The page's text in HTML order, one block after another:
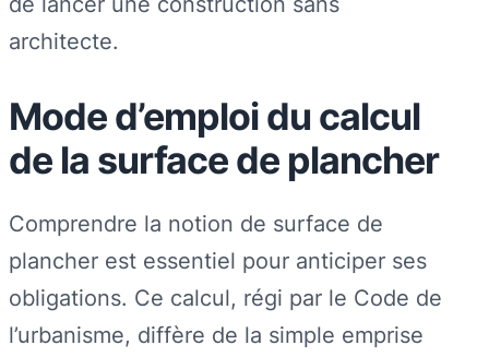
architecte.
Mode d’emploi du calcul
de la surface de plancher
Comprendre la notion de surface de
plancher est essentiel pour anticiper ses
obligations. Ce calcul, régi par le Code de
l’urbanisme, diffère de la simple emprise